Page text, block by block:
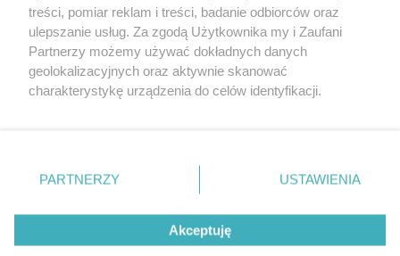
© 2026 Grupa ZPR Media
treści, pomiar reklam i treści, badanie odbiorców oraz
ulepszanie usług. Za zgodą Użytkownika my i Zaufani
Partnerzy możemy używać dokładnych danych
geolokalizacyjnych oraz aktywnie skanować
charakterystykę urządzenia do celów identyfikacji.
zmienić/wycofać klikając przycisk ustawień prywatności
znajdujący się w lewym dolnym rogu strony
rodzaje przetwarzania danych nie wymagają zgody
użytkownika, ale masz prawo sprzeciwić się takiemu
przetwarzaniu. Preferencje będą miały zastosowanie tylko
PARTNERZY USTAWIENIA
Akceptuję